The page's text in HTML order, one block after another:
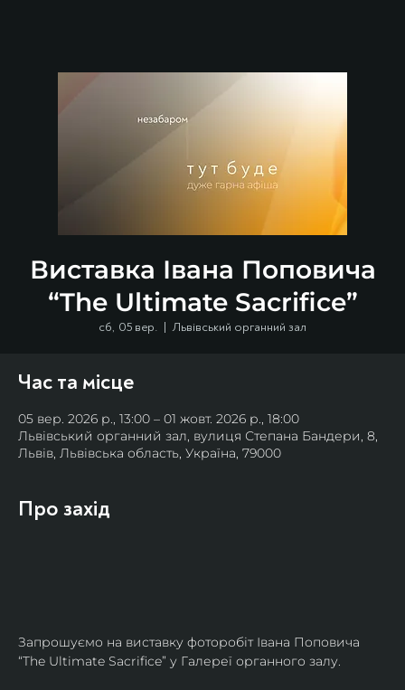
Виставка Івана Поповича
“The Ultimate Sacrifice”
сб, 05 вер.
  |
Львівський органний зал
Час та місце
05 вер. 2026 р., 13:00 – 01 жовт. 2026 р., 18:00
Львівський органний зал, вулиця Степана Бандери, 8,
Львів, Львівська область, Україна, 79000
Про захід
Запрошуємо на виставку фоторобіт Івана Поповича
“The Ultimate Sacrifice” у Галереї органного залу.